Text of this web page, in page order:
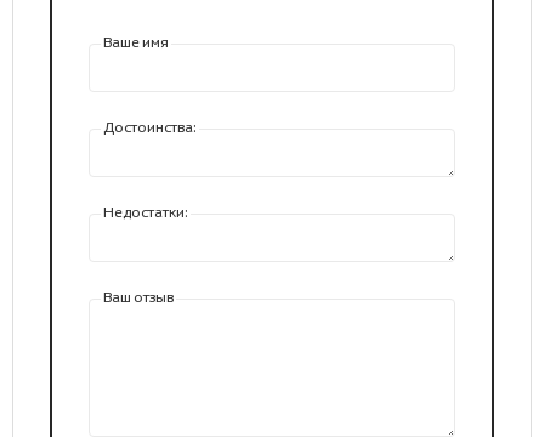
Ваше имя
Достоинства:
Недостатки:
Ваш отзыв